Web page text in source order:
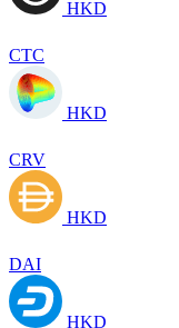
HKD
CTC
HKD
CRV
HKD
DAI
HKD